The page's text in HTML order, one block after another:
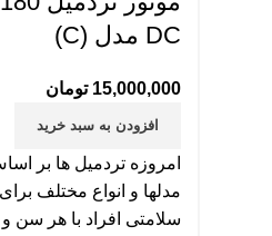
DC مدل (C)
15,000,000 تومان
افزودن به سبد خرید
امروزه تردمیل ها بر
مدلها و انواع مختلف
سلامتی افراد با هر سن